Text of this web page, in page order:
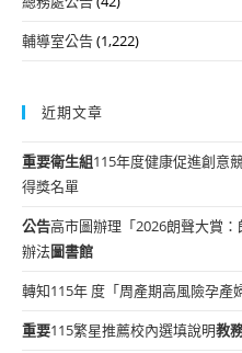
輔導室公告(1,222)
近期文章
重要衛生組115年度健康促進創意
得獎名單
公告高市圖辦理「2026朗聲大賞
辦法圖書館
轉知115年 度「周產期高風險孕產
重要115繁星推薦校內選填說明教